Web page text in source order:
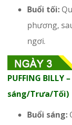
Buổi tối:
phương,
ngơi.
PUFFING BILLY
sáng/Trưa/Tối)
Buổi sáng: